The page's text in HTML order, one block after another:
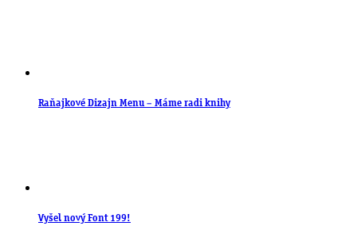
Raňajkové Dizajn Menu – Máme radi knihy
Vyšel nový Font 199!